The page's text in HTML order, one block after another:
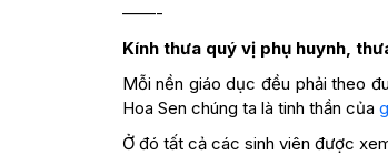
——-
Kính thưa quý vị phụ huynh,
Mỗi nền giáo dục đều phải theo
Hoa Sen chúng ta là tinh thần của
Ở đó tất cả các sinh viên được